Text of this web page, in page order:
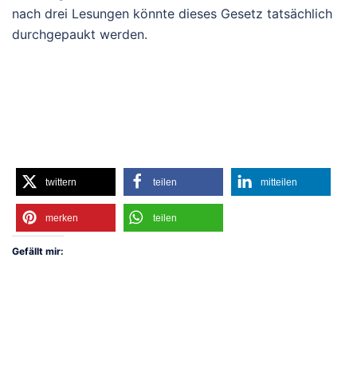
nach drei Lesungen könnte dieses Gesetz tatsächlich
durchgepaukt werden.
twittern teilen mitteilen
merken teilen
Gefällt mir: